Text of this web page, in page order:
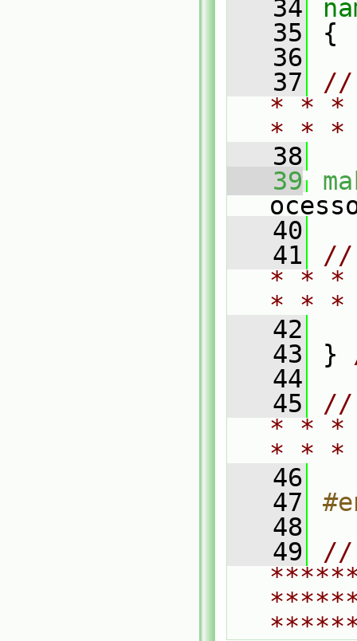
   34
   35
{
   36
   37
//
* * *
* *
   38
   39
   40
   41
//
* * *
* *
   42
   43
}
   44
   45
//
* * *
* *
   46
   47
   48
   49
//